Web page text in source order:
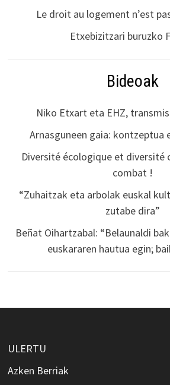
Le droit au logement n’est
Etxebizitzari buruzko
Bideoak
Niko Etxart eta EHZ,
Arnasguneen gaia: kontzeptua
Diversité écologique et diversité
combat !
“Zuhaitzak eta arbolak euskal
zutabe dira”
Beñat Oihartzabal: “Belaunaldi
euskararen hautua egin;
ULERTU
Azken Berriak